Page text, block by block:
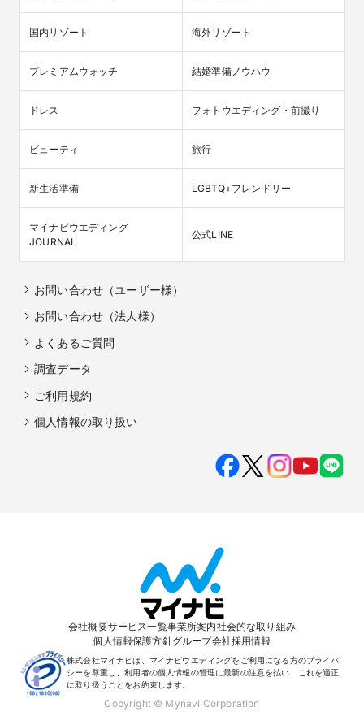
国内リゾート 海外リゾート
プレミアムウォッチ 結婚準備ノウハウ
ドレス フォトウエディング・前撮り
ビューティ 旅行
新生活準備 LGBTQ+フレンドリー
マイナビウエディング
JOURNAL
公式LINE
お問い合わせ（ユーザー様）
お問い合わせ（法人様）
よくあるご質問
調査データ
ご利用規約
個人情報の取り扱い
会社概要サービス一覧事業所案内社会的な取り組み
個人情報保護方針グループ会社採用情報
株式会社マイナビは、マイナビウエディングをご利用になる方のプライバ
シーを尊重し、利用者の個人情報の管理に最新の注意を払い、これを適正
に取り扱うことをお約束します。
Copyright © Mynavi Corporation